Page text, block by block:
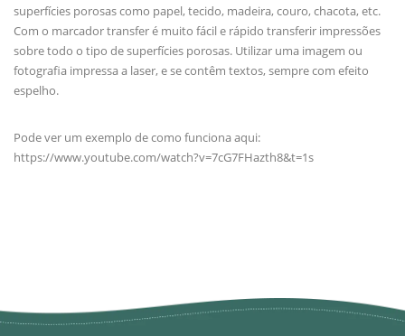
superfícies porosas como papel, tecido, madeira, couro, chacota, etc.
Com o marcador transfer é muito fácil e rápido transferir impressões
sobre todo o tipo de superfícies porosas. Utilizar uma imagem ou
fotografia impressa a laser, e se contêm textos, sempre com efeito
espelho.
Pode ver um exemplo de como funciona aqui:
https://www.youtube.com/watch?v=7cG7FHazth8&t=1s